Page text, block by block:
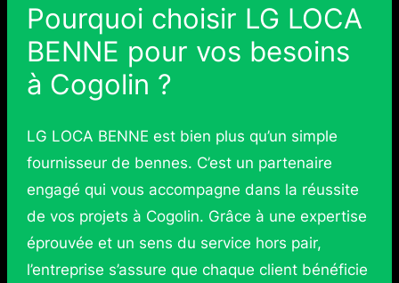
Pourquoi choisir LG LOCA
BENNE pour vos besoins
à Cogolin ?
LG LOCA BENNE est bien plus qu’un simple
fournisseur de bennes. C’est un partenaire
engagé qui vous accompagne dans la réussite
de vos projets à Cogolin. Grâce à une expertise
éprouvée et un sens du service hors pair,
l’entreprise s’assure que chaque client bénéficie